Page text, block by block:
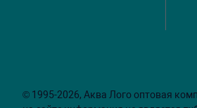
© 1995-2026, Аква Лого оптовая